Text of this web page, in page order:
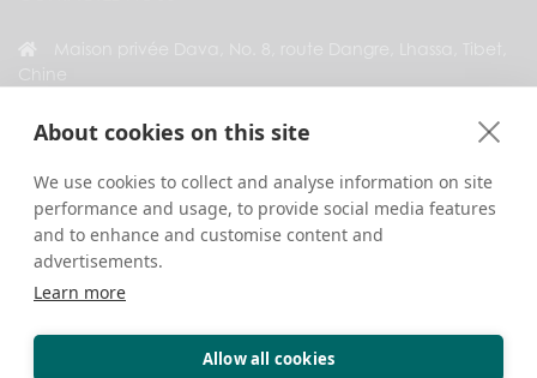
About cookies on this site
We use cookies to collect and analyse information on site
performance and usage, to provide social media features
and to enhance and customise content and
advertisements.
Learn more
Allow all cookies
RESTEZ CONNECTÉ AVEC NOUS
Droits d’auteur © 2026. Tous droits réservés.